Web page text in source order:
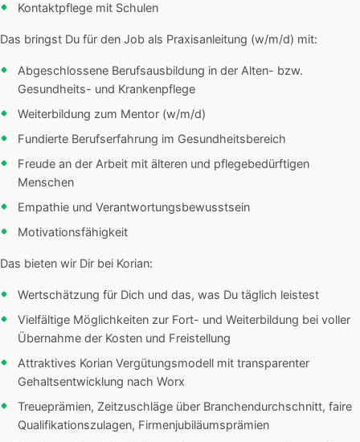
Kontaktpflege mit Schulen
Das bringst Du für den Job als Praxisanleitung (w/m/d) mit:
Abgeschlossene Berufsausbildung in der Alten- bzw.
Gesundheits- und Krankenpflege
Weiterbildung zum Mentor (w/m/d)
Fundierte Berufserfahrung im Gesundheitsbereich
Freude an der Arbeit mit älteren und pflegebedürftigen
Menschen
Empathie und Verantwortungsbewusstsein
Motivationsfähigkeit
Das bieten wir Dir bei Korian:
Wertschätzung für Dich und das, was Du täglich leistest
Vielfältige Möglichkeiten zur Fort- und Weiterbildung bei voller
Übernahme der Kosten und Freistellung
Attraktives Korian Vergütungsmodell mit transparenter
Gehaltsentwicklung nach Worx
Treueprämien, Zeitzuschläge über Branchendurchschnitt, faire
Qualifikationszulagen, Firmenjubiläumsprämien